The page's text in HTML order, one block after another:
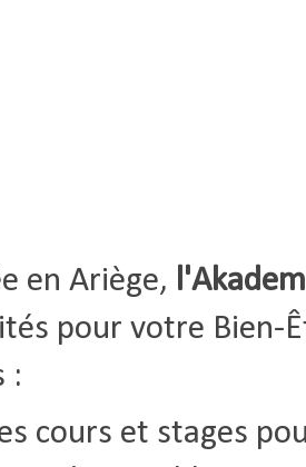
en Ariège,
pour votre Bien-
:
cours et stages